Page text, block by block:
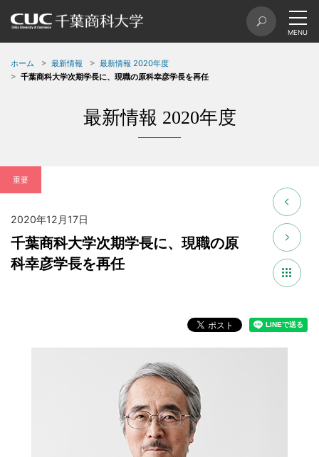
ホーム 最新情報
最新情報 2020年度
千葉商科大学次期学長に、現職の原科幸彦学長を再任
最新情報 2020年度
重要
2020年12月17日
千葉商科大学次期学長に、現職の原
科幸彦学長を再任